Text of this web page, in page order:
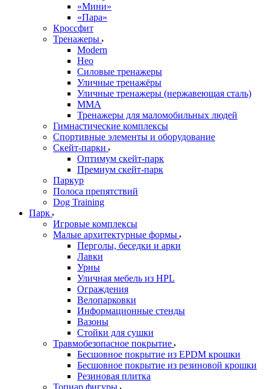
«Мини»
«Пара»
Кроссфит
Тренажеры
Modern
Нео
Силовые тренажеры
Уличные тренажёры
Уличные тренажеры (нержавеющая сталь)
ММА
Тренажеры для маломобильных людей
Гимнастические комплексы
Спортивные элементы и оборудование
Скейт-парки
Оптимум скейт-парк
Премиум скейт-парк
Паркур
Полоса препятствий
Dog Training
Парк
Игровые комплексы
Малые архитектурные формы
Перголы, беседки и арки
Лавки
Урны
Уличная мебель из HPL
Ограждения
Велопарковки
Информационные стенды
Вазоны
Стойки для сушки
Травмобезопасное покрытие
Бесшовное покрытие из EPDM крошки
Бесшовное покрытие из резиновой крошки
Резиновая плитка
Топиар фигуры